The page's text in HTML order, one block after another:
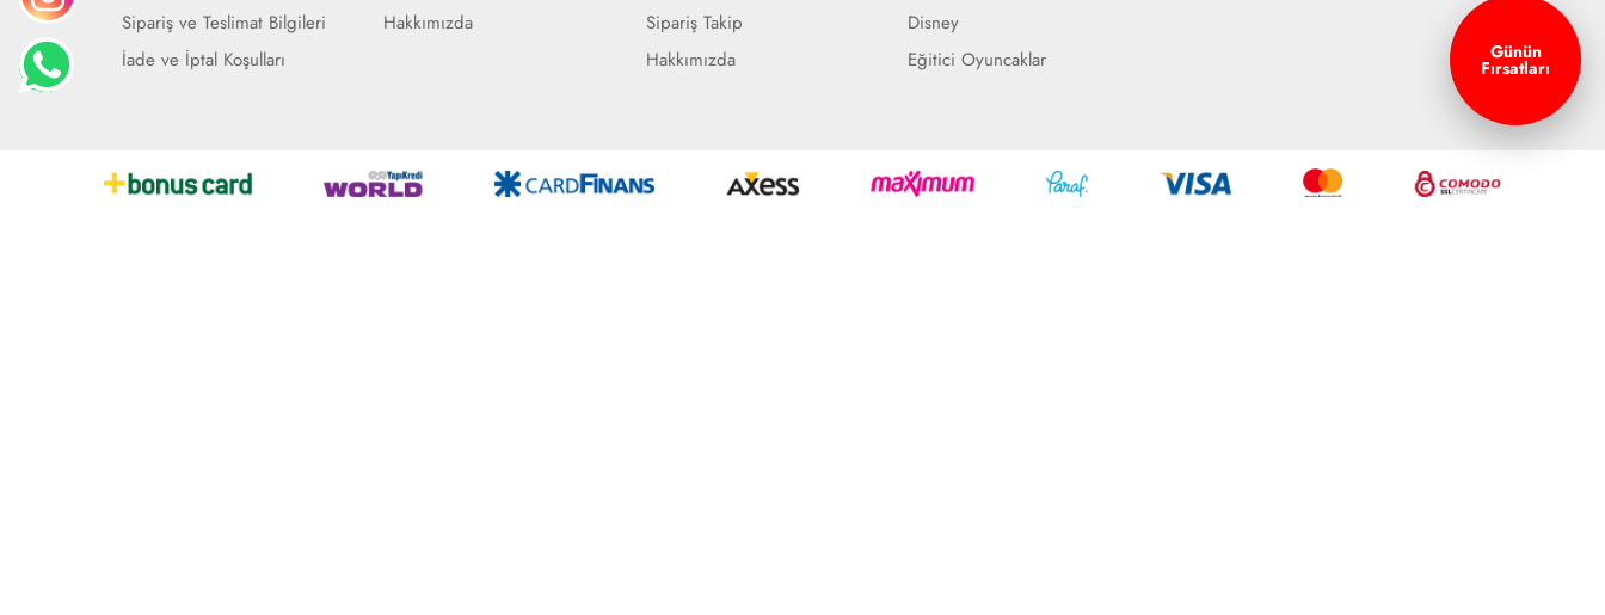
Sipariş ve Teslimat Bilgileri
İade ve İptal Koşulları
Hakkımızda
Sipariş Takip
Hakkımızda
Disney
Eğitici Oyuncaklar
Günün
Fırsatları